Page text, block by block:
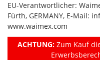
EU-Verantwortlicher:
Fürth, GERMANY, E-Mail:
www.waimex.com
ACHTUNG:Zum Kauf